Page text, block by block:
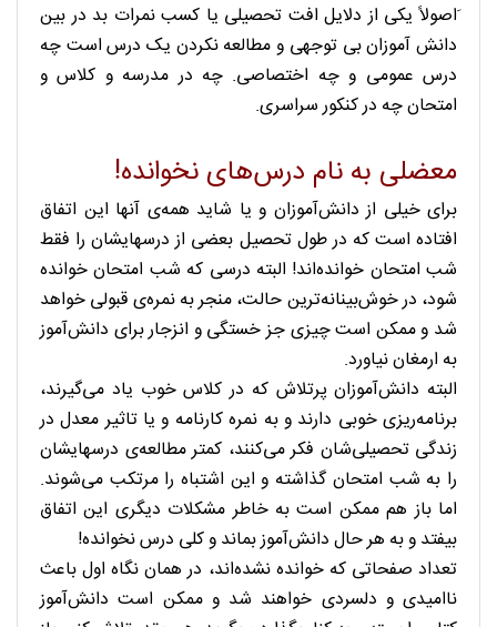
. . . . . . . . . . . . .
َاصولاً یکی از دلایل افت تحصیلی یا کسب نمرات بد در بین
دانش آموزان بی توجهی و مطالعه نکردن یک درس است چه
درس عمومی و چه اختصاصی. چه در مدرسه و کلاس و
امتحان چه در کنکور سراسری.
معضلی به نام درس‌های نخوانده!
برای خیلی از دانش‌آموزان و یا شاید همه‌ی آنها این اتفاق
افتاده است که در طول تحصیل بعضی از درسهایشان را فقط
شب امتحان خوانده‌اند! البته درسی که شب امتحان خوانده
شود، در خوش‌بینانه‌ترین حالت، منجر به نمره‌ی قبولی خواهد
شد و ممکن است چیزی جز خستگی و انزجار برای دانش‌آموز
به ارمغان نیاورد.
البته دانش‌آموزان پرتلاش که در کلاس خوب یاد می‌گیرند،
برنامه‌ریزی خوبی دارند و به نمره کارنامه و یا تاثیر معدل در
زندگی تحصیلی‌شان فکر می‎‌کنند، کمتر مطالعه‌ی درسهایشان
را به شب امتحان گذاشته و این اشتباه را مرتکب می‌شوند.
اما باز هم ممکن است به خاطر مشکلات دیگری این اتفاق
بیفتد و به هر حال دانش‌آموز بماند و کلی درس نخوانده!
تعداد صفحاتی که خوانده نشده‌اند، در همان نگاه اول باعث
ناامیدی و دلسردی خواهند شد و ممکن است دانش‌آموز